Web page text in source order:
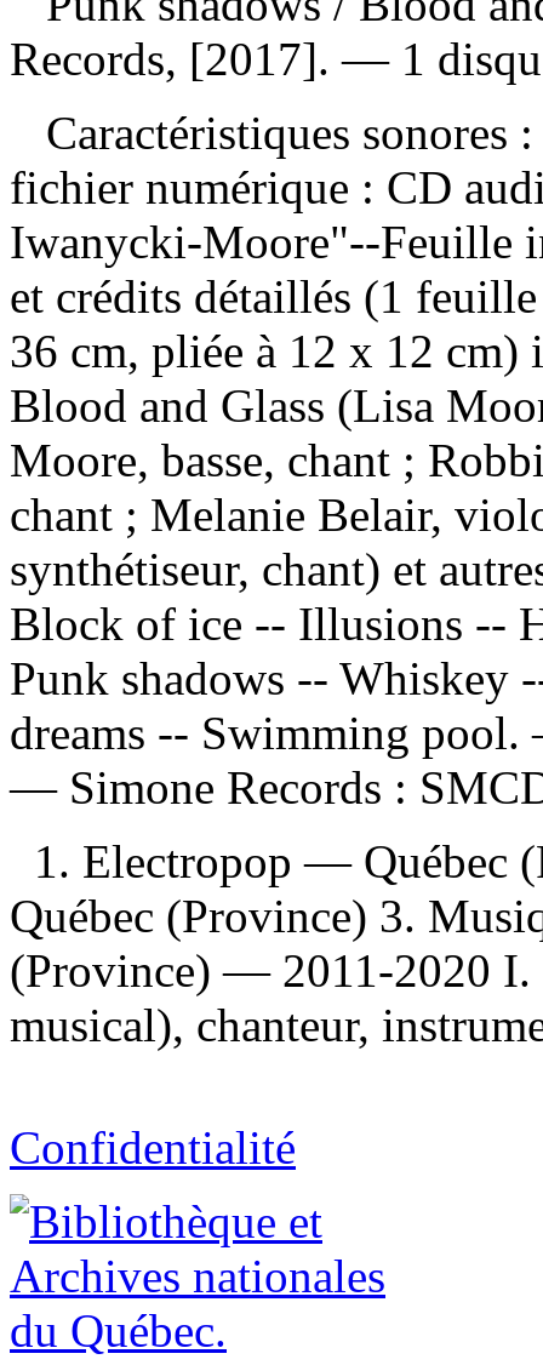
Records, [2017]. — 1
Caractéristiques sonores
fichier numérique : CD
Iwanycki-Moore"--Feuille
et crédits détaillés (1
36 cm, pliée à 12 x 12 cm)
Blood and Glass (Lisa
Moore, basse, chant ;
chant ; Melanie Belair,
synthétiseur, chant) et
Block of ice -- Illusions --
Punk shadows -- Whiskey
dreams -- Swimming
— Simone Records :
1. Electropop — Québec
Québec (Province) 3.
(Province) — 2011-2020 I.
musical), chanteur,
Confidentialité